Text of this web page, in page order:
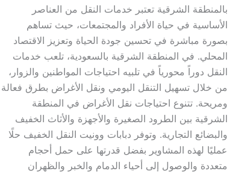
بالمنطقة الشرقية تعتبر خدمات النقل من العناصر
الأساسية في حياة الأفراد والمجتمعات، حيث تساهم
بصورة مباشرة في تحسين جودة الحياة وتعزيز الاقتصاد
المحلي. في المنطقة الشرقية بالسعودية، تلعب خدمات
النقل دوراً محورياً في تلبيه احتياجات المواطنين والزوار،
من خلال تسهيل التنقل اليومي ونقل الأغراض بطرق فعالة
ومريحة. تتنوع احتياجات نقل الأغراض في المنطقة
الشرقية بين الطرود الصغيرة والأجهزة والأثاث الخفيف
والبضائع التجارية. وتوفر دبابات وونيت النقل الخفيف حلًا
عمليًا لهذه المشاوير بفضل قدرتها على حمل أحجام
متعددة والوصول إلى أحياء الدمام والخبر والظهران